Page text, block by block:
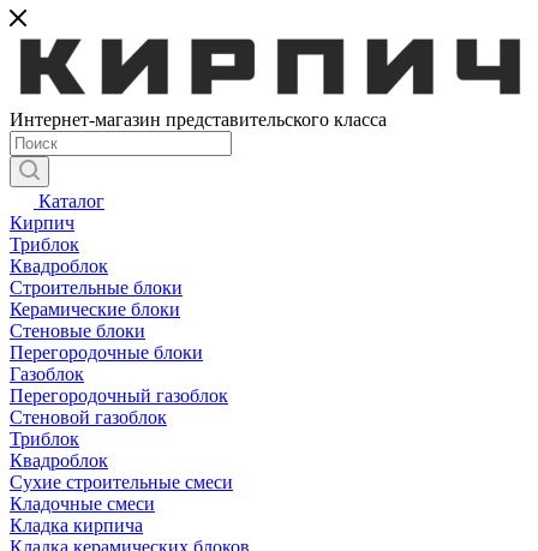
Интернет-магазин представительского класса
Каталог
Кирпич
Триблок
Квадроблок
Строительные блоки
Керамические блоки
Стеновые блоки
Перегородочные блоки
Газоблок
Перегородочный газоблок
Стеновой газоблок
Триблок
Квадроблок
Сухие строительные смеси
Кладочные смеси
Кладка кирпича
Кладка керамических блоков